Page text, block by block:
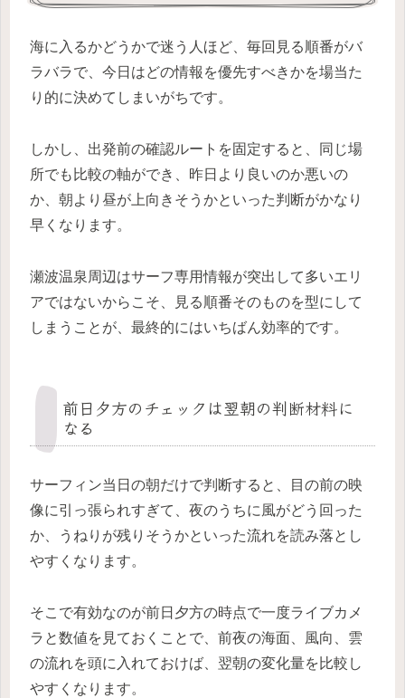
海に入るかどうかで迷う人ほど、毎回見る順番がバ
ラバラで、今日はどの情報を優先すべきかを場当た
り的に決めてしまいがちです。
しかし、出発前の確認ルートを固定すると、同じ場
所でも比較の軸ができ、昨日より良いのか悪いの
か、朝より昼が上向きそうかといった判断がかなり
早くなります。
瀬波温泉周辺はサーフ専用情報が突出して多いエリ
アではないからこそ、見る順番そのものを型にして
しまうことが、最終的にはいちばん効率的です。
前日夕方のチェックは翌朝の判断材料に
なる
サーフィン当日の朝だけで判断すると、目の前の映
像に引っ張られすぎて、夜のうちに風がどう回った
か、うねりが残りそうかといった流れを読み落とし
やすくなります。
そこで有効なのが前日夕方の時点で一度ライブカメ
ラと数値を見ておくことで、前夜の海面、風向、雲
の流れを頭に入れておけば、翌朝の変化量を比較し
やすくなります。